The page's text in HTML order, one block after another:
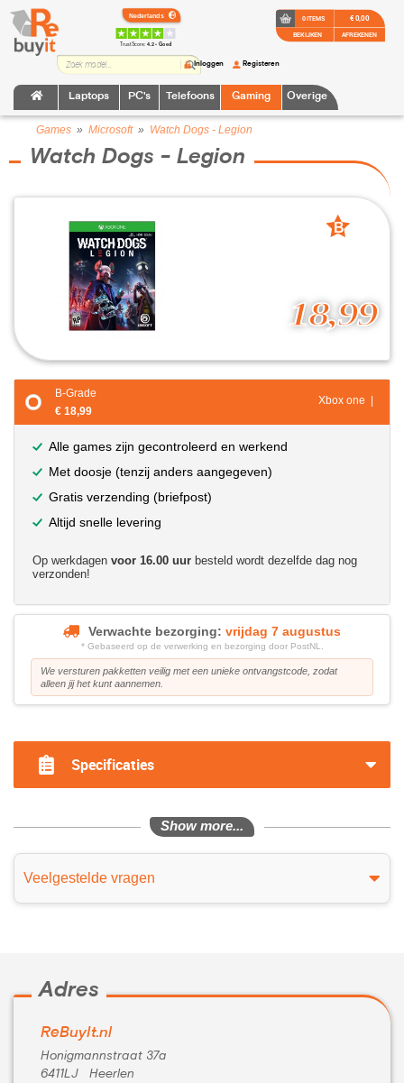
TrustScore:4.2 • Goed
Laptops PC's Telefoons Gaming Overige
Inloggen Registeren
0 ITEMS
BEKIJKEN
€ 0,00
AFREKENEN
Games » Microsoft» Watch Dogs - Legion
Watch Dogs - Legion
18,99
B
B-Grade
€ 18,99
Xbox one |
Alle games zijn gecontroleerd en werkend
Met doosje (tenzij anders aangegeven)
Gratis verzending (briefpost)
Altijd snelle levering
Op werkdagen voor 16.00 uur besteld wordt dezelfde dag nog
verzonden!
Verwachte bezorging: vrijdag 7 augustus
* Gebaseerd op de verwerking en bezorging door PostNL.
We versturen pakketten veilig met een unieke ontvangstcode, zodat
alleen jij het kunt aannemen.
Specificaties
Show more...
Veelgestelde vragen
Adres
ReBuyIt.nl
Honigmannstraat 37a
6411LJ Heerlen